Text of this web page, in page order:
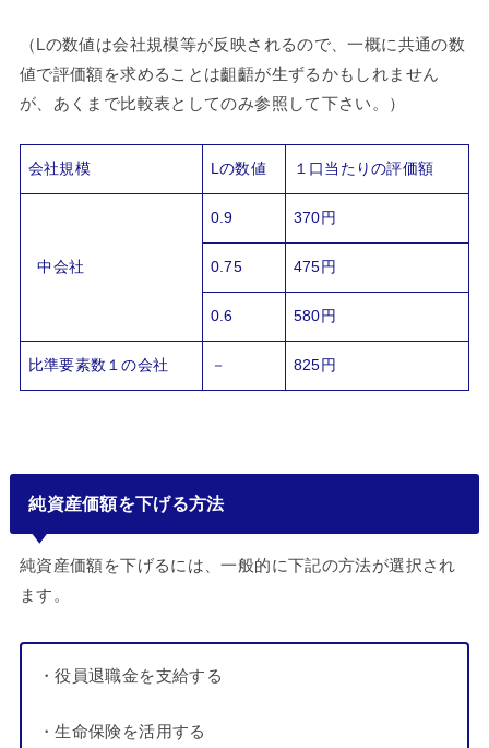
（Lの数値は会社規模等が反映されるので、一概に共通の数
値で評価額を求めることは齟齬が生ずるかもしれません
が、あくまで比較表としてのみ参照して下さい。）
会社規模 Lの数値 １口当たりの評価額
中会社
0.9 370円
0.75 475円
0.6 580円
比準要素数１の会社 － 825円
純資産価額を下げる方法
純資産価額を下げるには、一般的に下記の方法が選択され
ます。
・役員退職金を支給する
・生命保険を活用する